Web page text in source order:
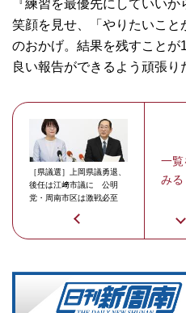
『練習を最優先にしていい
笑顔を見せ、「やりたいこと
のおかげ。結果を残すことが
良い報告ができるよう頑張り
［県議選］上岡県議勇退、
後任は江﨑市議に 公明
党・周南市区は激戦必至
一覧
みる